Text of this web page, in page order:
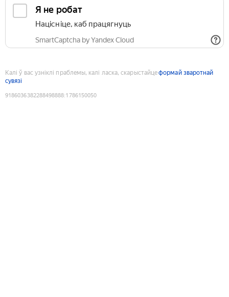
Я не робат
Націсніце, каб працягнуць
SmartCaptcha by Yandex Cloud
Калі ў вас узніклі праблемы, калі ласка, скарыстайцеформай зваротнай
сувязі
9186036382288498888:1786150050